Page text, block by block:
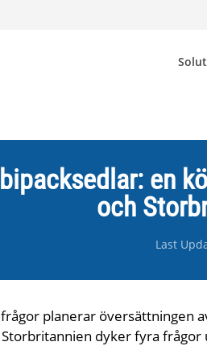
en
och
Last
planerar översättningen
dyker fyra